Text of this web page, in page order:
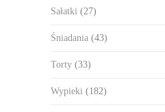
Sałatki (27)
Śniadania (43)
Torty (33)
Wypieki (182)